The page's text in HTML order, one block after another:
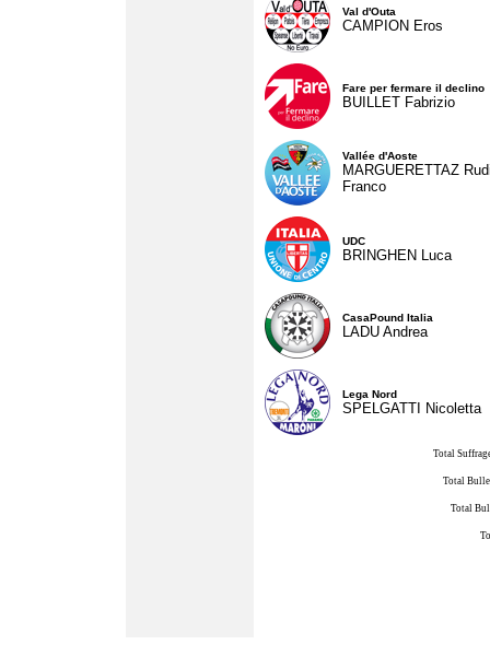
Val d'Outa
CAMPION Eros
Fare per fermare il declino
BUILLET Fabrizio
Vallée d'Aoste
MARGUERETTAZ
Franco
UDC
BRINGHEN Luca
CasaPound Italia
LADU Andrea
Lega Nord
SPELGATTI Nicoletta
Total
Total
Total